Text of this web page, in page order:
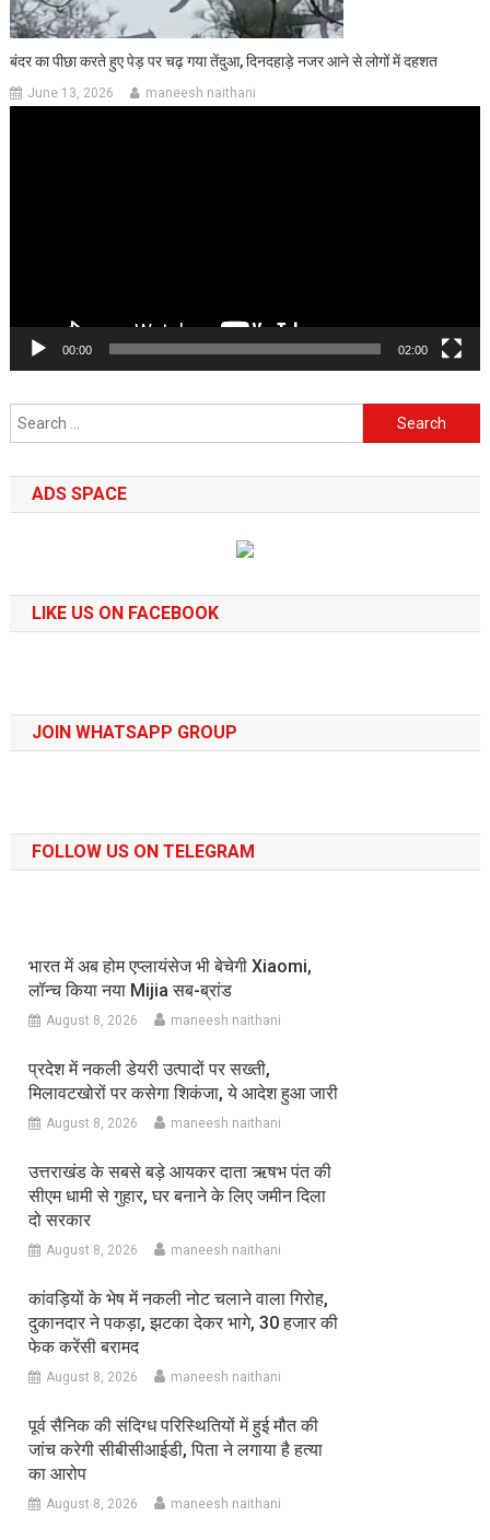
बंदर का पीछा करते हुए पेड़ पर चढ़ गया तेंदुआ, दिनदहाड़े नजर आने से लोगों में दहशत
June 13, 2026 maneesh naithani
00:00 02:00
Search
for:
ADS SPACE
LIKE US ON FACEBOOK
JOIN WHATSAPP GROUP
FOLLOW US ON TELEGRAM
भारत में अब होम एप्लायंसेज भी बेचेगी Xiaomi,
लॉन्च किया नया Mijia सब-ब्रांड
August 8, 2026 maneesh naithani
प्रदेश में नकली डेयरी उत्पादों पर सख्ती,
मिलावटखोरों पर कसेगा शिकंजा, ये आदेश हुआ जारी
August 8, 2026 maneesh naithani
उत्तराखंड के सबसे बड़े आयकर दाता ऋषभ पंत की
सीएम धामी से गुहार, घर बनाने के लिए जमीन दिला
दो सरकार
August 8, 2026 maneesh naithani
कांवड़ियों के भेष में नकली नोट चलाने वाला गिरोह,
दुकानदार ने पकड़ा, झटका देकर भागे, 30 हजार की
फेक करेंसी बरामद
August 8, 2026 maneesh naithani
पूर्व सैनिक की संदिग्ध परिस्थितियों में हुई मौत की
जांच करेगी सीबीसीआईडी, पिता ने लगाया है हत्या
का आरोप
August 8, 2026 maneesh naithani